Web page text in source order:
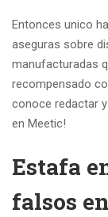
Entonces unico
aseguras sobre
manufacturadas
recompensado
conoce redactar
en Meetic!
Estafa
falsos